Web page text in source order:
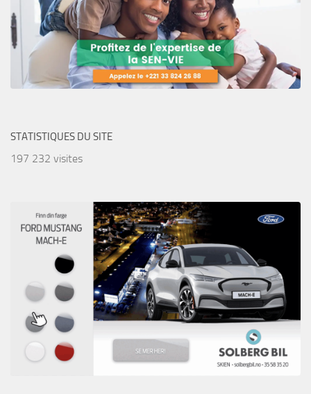
STATISTIQUES DU SITE
197 232 visites